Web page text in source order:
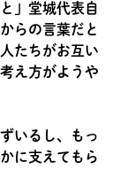
」堂城代表自
らの言葉だと
たちがお互い
え方がようや
いるし、もっ
に支えてもら